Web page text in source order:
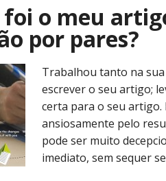
foi o meu
por pares?
Trabalhou tanto na
escrever o seu artigo;
certa para o seu
ansiosamente pelo
pode ser muito
imediato, sem sequer